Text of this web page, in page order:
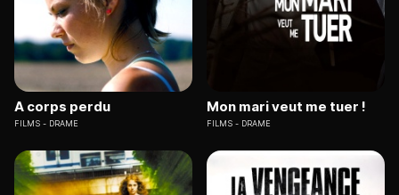
A corps perdu
FILMS DRAME
Mon mari veut me tuer !
FILMS DRAME